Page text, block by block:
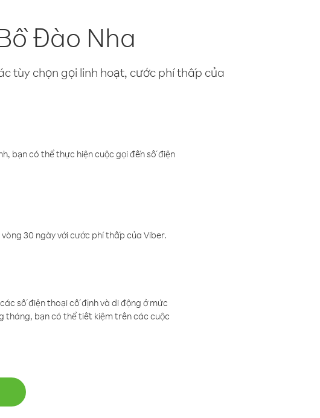
Đào Nha
tùy chọn gọi linh hoạt, cước phí thấp của
bạn có thể thực hiện cuộc gọi đến số điện
30 ngày với cước phí thấp của Viber.
số điện thoại cố định và di động ở mức
tháng, bạn có thể tiết kiệm trên các cuộc